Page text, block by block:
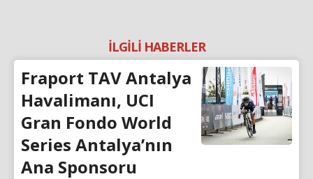
İLGİLİ HABERLER
Fraport TAV Antalya
Havalimanı, UCI
Gran Fondo World
Series Antalya’nın
Ana Sponsoru